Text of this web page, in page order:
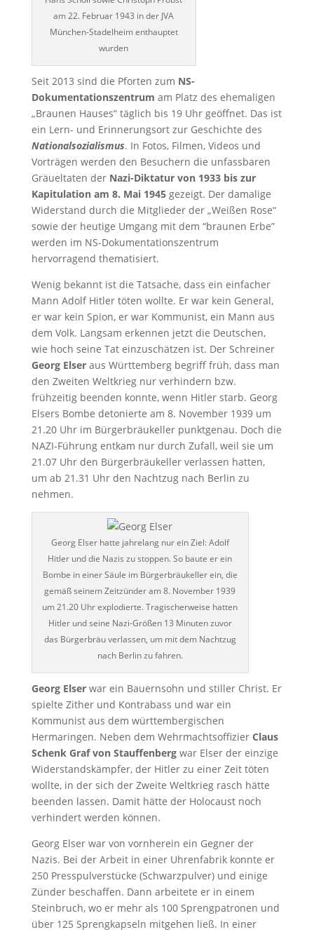
am 22. Februar 1943 in der JVA
München-Stadelheim enthauptet
wurden
Seit 2013 sind die Pforten zum NS-
Dokumentationszentrum am Platz des ehemaligen
„Braunen Hauses“ täglich bis 19 Uhr geöffnet. Das ist
ein Lern- und Erinnerungsort zur Geschichte des
Nationalsozialismus. In Fotos, Filmen, Videos und
Vorträgen werden den Besuchern die unfassbaren
Gräueltaten der Nazi-Diktatur von 1933 bis zur
Kapitulation am 8. Mai 1945gezeigt. Der damalige
Widerstand durch die Mitglieder der „Weißen Rose“
sowie der heutige Umgang mit dem “braunen Erbe”
werden im NS-Dokumentationszentrum
hervorragend thematisiert.
Wenig bekannt ist die Tatsache, dass ein einfacher
Mann Adolf Hitler töten wollte. Er war kein General,
er war kein Spion, er war Kommunist, ein Mann aus
dem Volk. Langsam erkennen jetzt die Deutschen,
wie hoch seine Tat einzuschätzen ist. Der Schreiner
Georg Elseraus Württemberg begriff früh, dass man
den Zweiten Weltkrieg nur verhindern bzw.
frühzeitig beenden konnte, wenn Hitler starb. Georg
Elsers Bombe detonierte am 8. November 1939 um
21.20 Uhr im Bürgerbräukeller punktgenau. Doch die
NAZI-Führung entkam nur durch Zufall, weil sie um
21.07 Uhr den Bürgerbräukeller verlassen hatten,
um ab 21.31 Uhr den Nachtzug nach Berlin zu
nehmen.
Georg Elser hatte jahrelang nur ein Ziel: Adolf
Hitler und die Nazis zu stoppen. So baute er ein
Bombe in einer Säule im Bürgerbräukeller ein, die
gemäß seinem Zeitzünder am 8. November 1939
um 21.20 Uhr explodierte. Tragischerweise hatten
Hitler und seine Nazi-Größen 13 Minuten zuvor
das Bürgerbräu verlassen, um mit dem Nachtzug
nach Berlin zu fahren.
Georg Elserwar ein Bauernsohn und stiller Christ. Er
spielte Zither und Kontrabass und war ein
Kommunist aus dem württembergischen
Hermaringen. Neben dem Wehrmachtsoffizier Claus
Schenk Graf von Stauffenbergwar Elser der einzige
Widerstandskämpfer, der Hitler zu einer Zeit töten
wollte, in der sich der Zweite Weltkrieg rasch hätte
beenden lassen. Damit hätte der Holocaust noch
verhindert werden können.
Georg Elser war von vornherein ein Gegner der
Nazis. Bei der Arbeit in einer Uhrenfabrik konnte er
250 Presspulverstücke (Schwarzpulver) und einige
Zünder beschaffen. Dann arbeitete er in einem
Steinbruch, wo er mehr als 100 Sprengpatronen und
über 125 Sprengkapseln mitgehen ließ. In einer